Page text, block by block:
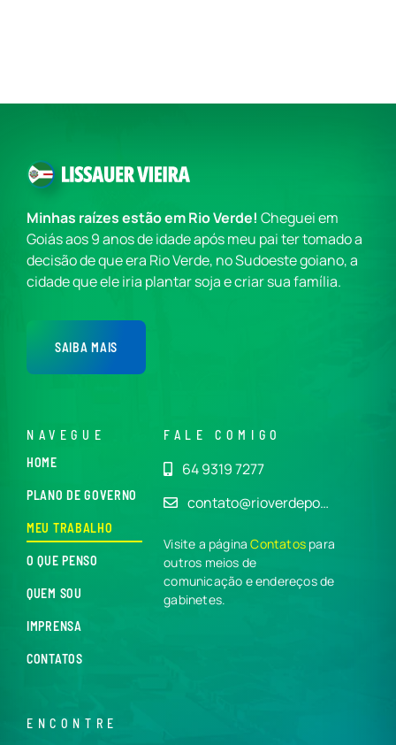
Minhas raízes estão em Rio Verde! Cheguei em
Goiás aos 9 anos de idade após meu pai ter tomado a
decisão de que era Rio Verde, no Sudoeste goiano, a
cidade que ele iria plantar soja e criar sua família.
SAIBA MAIS
NAVEGUE
HOME
PLANO DE GOVERNO
MEU TRABALHO
O QUE PENSO
QUEM SOU
IMPRENSA
CONTATOS
FALE COMIGO
64 9319 7277
contato@rioverdepo…
Visite a páginaContatos para
outros meios de
comunicação e endereços de
gabinetes.
ENCONTRE